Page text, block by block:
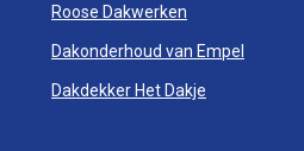
Roose Dakwerken
Dakonderhoud van Empel
Dakdekker Het Dakje